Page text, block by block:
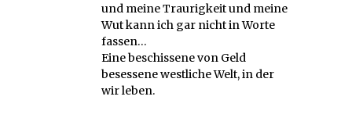
und meine Traurigkeit und meine
Wut kann ich gar nicht in Worte
fassen…
Eine beschissene von Geld
besessene westliche Welt, in der
wir leben.